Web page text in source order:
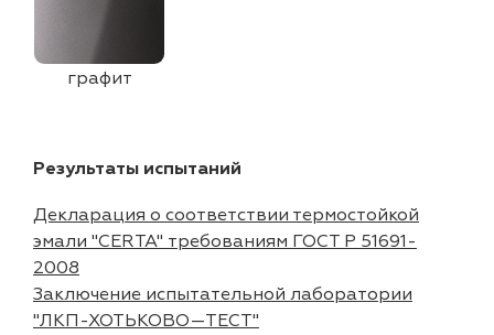
графит
Результаты испытаний
Декларация о соответствии термостойкой
эмали "CERTA" требованиям ГОСТ Р 51691-
2008
Заключение испытательной лаборатории
"ЛКП-ХОТЬКОВО—ТЕСТ"